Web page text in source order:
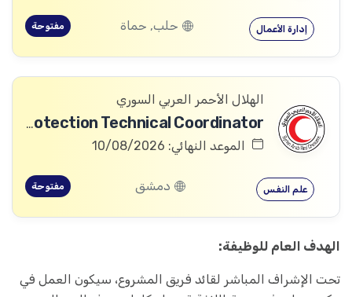
إدارة الأعمال حلب, حماة مفتوحة
الهلال الأحمر العربي السوري
Community Services and Protection Technical Coordinator
الموعد النهائي: 10/08/2026
علم النفس دمشق مفتوحة
الهدف العام للوظيفة:
تحت الإشراف المباشر لقائد فريق المشروع، سيكون العمل في